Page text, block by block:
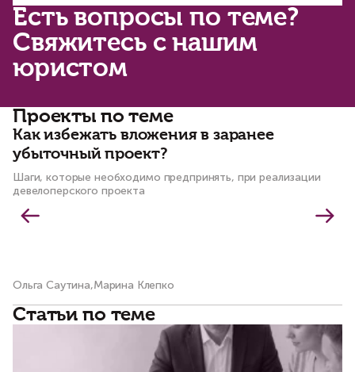
Есть вопросы по теме?
Свяжитесь с нашим
юристом
Проекты по теме
Как избежать вложения в заранее
убыточный проект?
Шаги, которые необходимо предпринять, при реализации
девелоперского проекта
Ольга Саутина,Марина Клепко
Статьи по теме